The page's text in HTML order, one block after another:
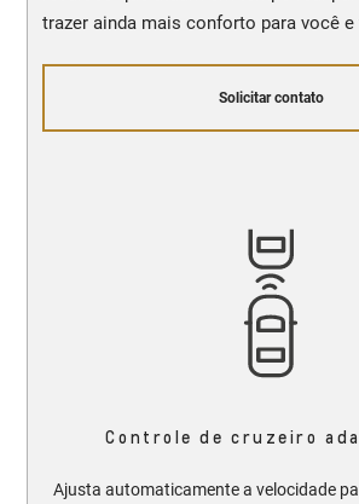
trazer ainda mais conforto para você
Solicitar contato
Controle de cruzeiro
Ajusta automaticamente a velocidade